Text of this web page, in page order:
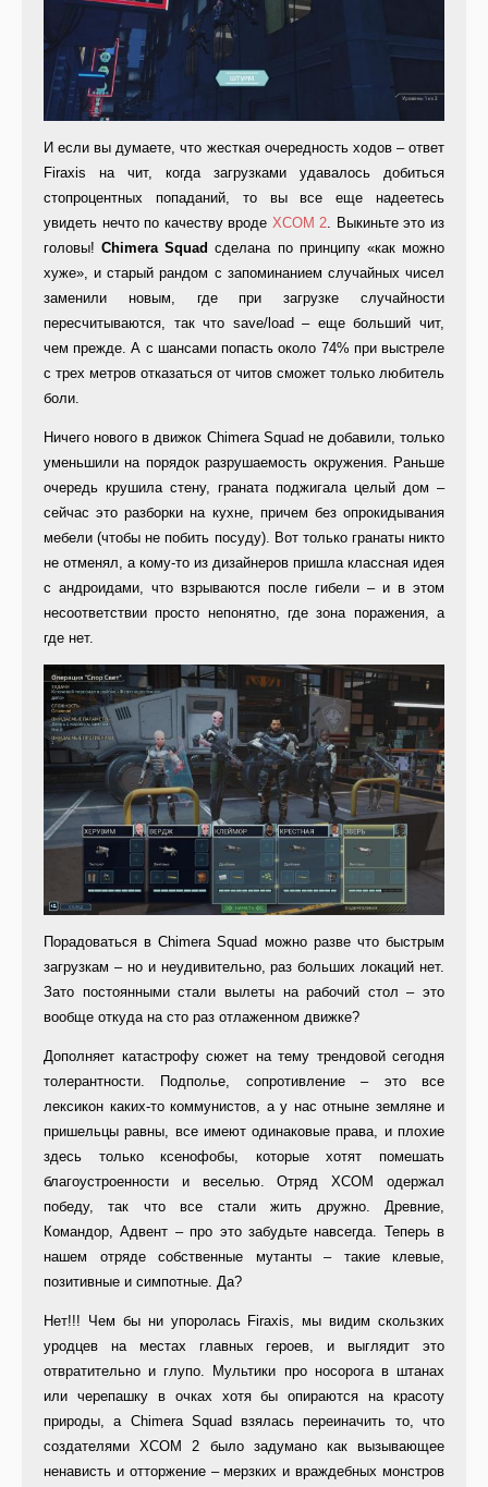
И если вы думаете, что жесткая очередность ходов – ответ
Firaxis на чит, когда загрузками удавалось добиться
стопроцентных попаданий, то вы все еще надеетесь
увидеть нечто по качеству вроде XCOM 2. Выкиньте это из
головы!Chimera Squad сделана по принципу «как можно
хуже», и старый рандом с запоминанием случайных чисел
заменили новым, где при загрузке случайности
пересчитываются, так что save/load – еще больший чит,
чем прежде. А с шансами попасть около 74% при выстреле
с трех метров отказаться от читов сможет только любитель
боли.
Ничего нового в движок Chimera Squad не добавили, только
уменьшили на порядок разрушаемость окружения. Раньше
очередь крушила стену, граната поджигала целый дом –
сейчас это разборки на кухне, причем без опрокидывания
мебели (чтобы не побить посуду). Вот только гранаты никто
не отменял, а кому-то из дизайнеров пришла классная идея
с андроидами, что взрываются после гибели – и в этом
несоответствии просто непонятно, где зона поражения, а
где нет.
Порадоваться в Chimera Squad можно разве что быстрым
загрузкам – но и неудивительно, раз больших локаций нет.
Зато постоянными стали вылеты на рабочий стол – это
вообще откуда на сто раз отлаженном движке?
Дополняет катастрофу сюжет на тему трендовой сегодня
толерантности. Подполье, сопротивление – это все
лексикон каких-то коммунистов, а у нас отныне земляне и
пришельцы равны, все имеют одинаковые права, и плохие
здесь только ксенофобы, которые хотят помешать
благоустроенности и веселью. Отряд XCOM одержал
победу, так что все стали жить дружно. Древние,
Командор, Адвент – про это забудьте навсегда. Теперь в
нашем отряде собственные мутанты – такие клевые,
позитивные и симпотные. Да?
Нет!!! Чем бы ни упоролась Firaxis, мы видим скользких
уродцев на местах главных героев, и выглядит это
отвратительно и глупо. Мультики про носорога в штанах
или черепашку в очках хотя бы опираются на красоту
природы, а Chimera Squad взялась переиначить то, что
создателями XCOM 2 было задумано как вызывающее
ненависть и отторжение – мерзких и враждебных монстров